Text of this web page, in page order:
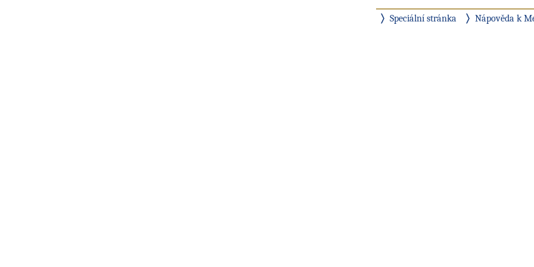
Speciální stránka Nápověda k